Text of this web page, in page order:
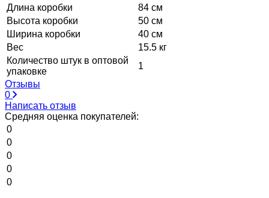
Длина коробки
84 см
Высота коробки
50 см
Ширина коробки
40 см
Вес
15.5 кг
Количество штук в оптовой
упаковке
1
Отзывы
0
Написать отзыв
Средняя оценка покупателей:
0
0
0
0
0